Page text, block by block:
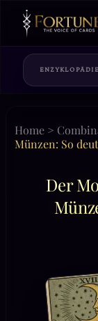
ENZYKLOPÄDIE
Home >
Münzen: So
Der